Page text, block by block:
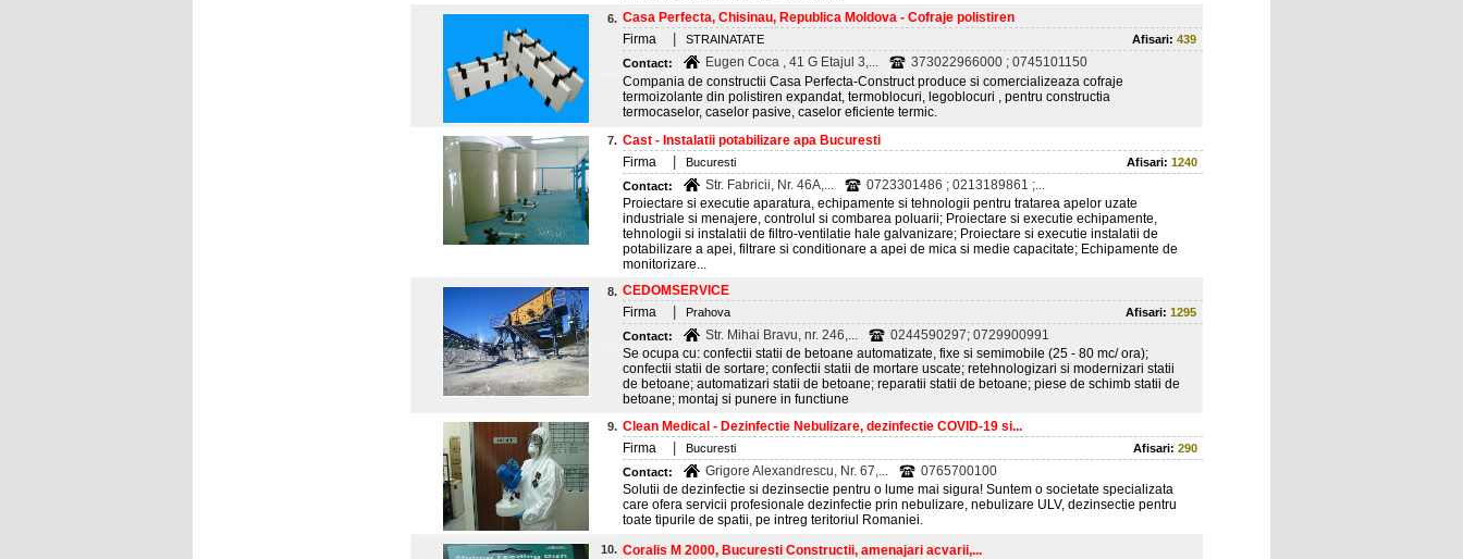
6. Casa Perfecta, Chisinau, Republica Moldova - Cofraje polistiren
Firma
STRAINATATE Afisari: 439
Contact:
Eugen Coca , 41 G Etajul 3,...
373022966000 ; 0745101150
Compania de constructii Casa Perfecta-Construct produce si comercializeaza cofraje
termoizolante din polistiren expandat, termoblocuri, legoblocuri , pentru constructia
termocaselor, caselor pasive, caselor eficiente termic.
7. Cast - Instalatii potabilizare apa Bucuresti
Firma
Bucuresti Afisari: 1240
Contact:
Str. Fabricii, Nr. 46A,...
0723301486 ; 0213189861 ;...
Proiectare si executie aparatura, echipamente si tehnologii pentru tratarea apelor uzate
industriale si menajere, controlul si combarea poluarii; Proiectare si executie echipamente,
tehnologii si instalatii de filtro-ventilatie hale galvanizare; Proiectare si executie instalatii de
potabilizare a apei, filtrare si conditionare a apei de mica si medie capacitate; Echipamente de
monitorizare...
8. CEDOMSERVICE
Firma
Prahova Afisari: 1295
Contact:
Str. Mihai Bravu, nr. 246,...
0244590297; 0729900991
Se ocupa cu: confectii statii de betoane automatizate, fixe si semimobile (25 - 80 mc/ ora);
confectii statii de sortare; confectii statii de mortare uscate; retehnologizari si modernizari statii
de betoane; automatizari statii de betoane; reparatii statii de betoane; piese de schimb statii de
betoane; montaj si punere in functiune
9. Clean Medical - Dezinfectie Nebulizare, dezinfectie COVID-19 si...
Firma
Bucuresti Afisari: 290
Contact:
Grigore Alexandrescu, Nr. 67,...
0765700100
Solutii de dezinfectie si dezinsectie pentru o lume mai sigura! Suntem o societate specializata
care ofera servicii profesionale dezinfectie prin nebulizare, nebulizare ULV, dezinsectie pentru
toate tipurile de spatii, pe intreg teritoriul Romaniei.
10. Coralis M 2000, Bucuresti Constructii, amenajari acvarii,...